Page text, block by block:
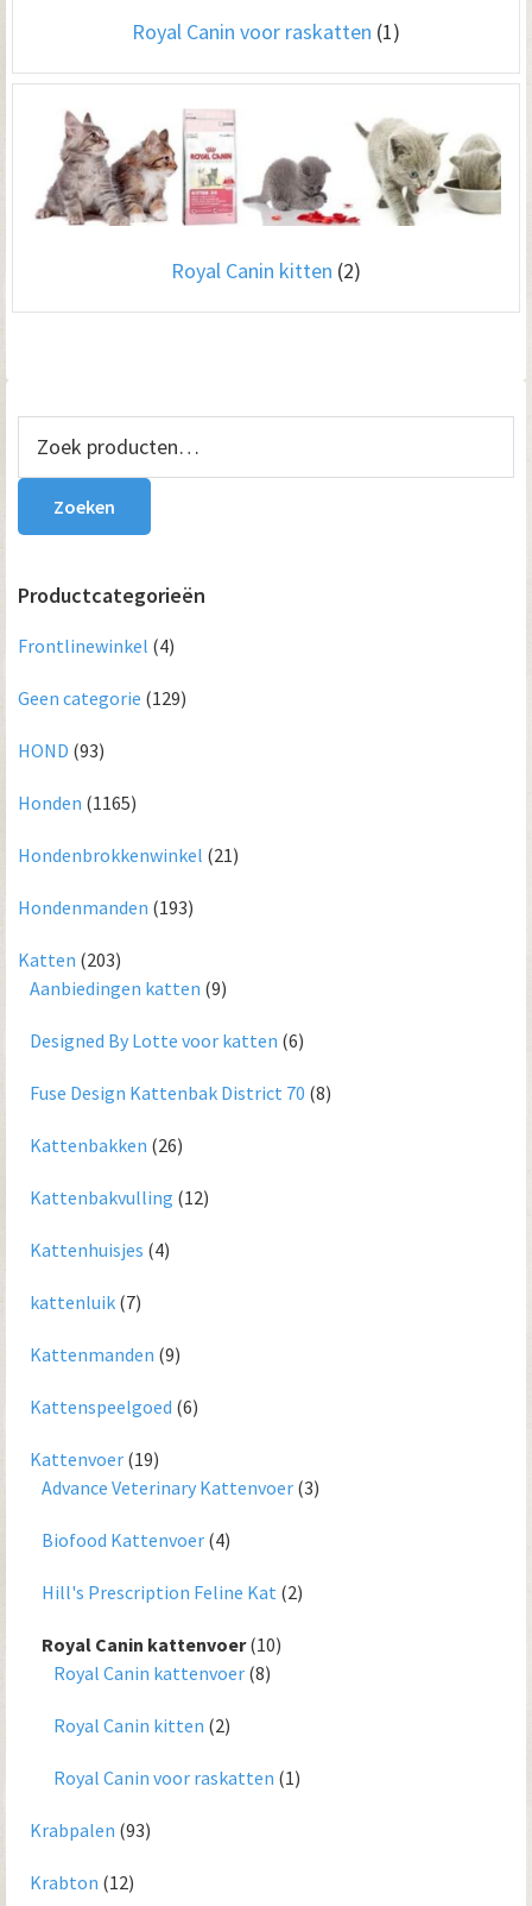
Royal Canin voor raskatten (1)
Royal Canin kitten (2)
Primaire
Sidebar
naar:
Zoeken
Productcategorieën
Frontlinewinkel (4)
Geen categorie (129)
HOND (93)
Honden (1165)
Hondenbrokkenwinkel (21)
Hondenmanden (193)
Katten (203)
Aanbiedingen katten (9)
Designed By Lotte voor katten (6)
Fuse Design Kattenbak District 70 (8)
Kattenbakken (26)
Kattenbakvulling (12)
Kattenhuisjes (4)
kattenluik (7)
Kattenmanden (9)
Kattenspeelgoed (6)
Kattenvoer (19)
Advance Veterinary Kattenvoer (3)
Biofood Kattenvoer (4)
Hill's Prescription Feline Kat (2)
Royal Canin kattenvoer (10)
Royal Canin kattenvoer (8)
Royal Canin kitten (2)
Royal Canin voor raskatten (1)
Krabpalen (93)
Krabton (12)